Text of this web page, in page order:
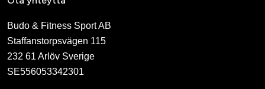
Budo & Fitness Sport AB
Staffanstorpsvägen 115
232 61 Arlöv Sverige
SE556053342301